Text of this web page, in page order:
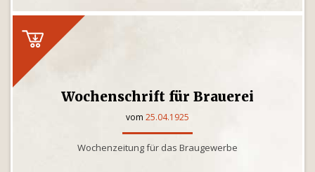
Wochenschrift für Brauerei
vom 25.04.1925
Wochenzeitung für das Braugewerbe